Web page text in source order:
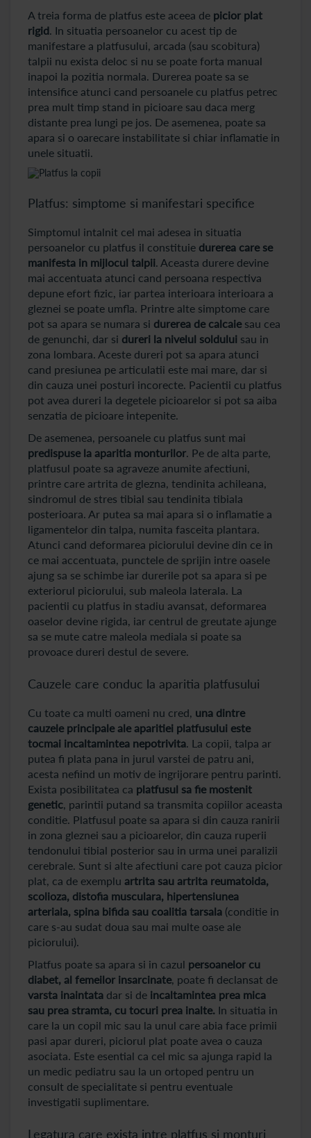
A treia forma de platfus este aceea de picior plat
rigid . In situatia persoanelor cu acest tip de
manifestare a platfusului, arcada (sau scobitura)
talpii nu exista deloc si nu se poate forta manual
inapoi la pozitia normala. Durerea poate sa se
intensifice atunci cand persoanele cu platfus petrec
prea mult timp stand in picioare sau daca merg
distante prea lungi pe jos. De asemenea, poate sa
apara si o oarecare instabilitate si chiar inflamatie in
unele situatii.
Platfus: simptome si manifestari specifice
Simptomul intalnit cel mai adesea in situatia
persoanelor cu platfus il constituie durerea care se
manifesta in mijlocul talpii . Aceasta durere devine
mai accentuata atunci cand persoana respectiva
depune efort fizic, iar partea interioara interioara a
gleznei se poate umfla. Printre alte simptome care
pot sa apara se numara si durerea de calcaiesau cea
de genunchi, dar si dureri la nivelul soldului sau in
zona lombara. Aceste dureri pot sa apara atunci
cand presiunea pe articulatii este mai mare, dar si
din cauza unei posturi incorecte. Pacientii cu platfus
pot avea dureri la degetele picioarelor si pot sa aiba
senzatia de picioare intepenite.
De asemenea, persoanele cu platfus sunt mai
predispuse la aparitia monturilor . Pe de alta parte,
platfusul poate sa agraveze anumite afectiuni,
printre care artrita de glezna, tendinita achileana,
sindromul de stres tibial sau tendinita tibiala
posterioara. Ar putea sa mai apara si o inflamatie a
ligamentelor din talpa, numita fasceita plantara.
Atunci cand deformarea piciorului devine din ce in
ce mai accentuata, punctele de sprijin intre oasele
ajung sa se schimbe iar durerile pot sa apara si pe
exteriorul piciorului, sub maleola laterala. La
pacientii cu platfus in stadiu avansat, deformarea
oaselor devine rigida, iar centrul de greutate ajunge
sa se mute catre maleola mediala si poate sa
provoace dureri destul de severe.
Cauzele care conduc la aparitia platfusului
Cu toate ca multi oameni nu cred, una dintre
cauzele principale ale aparitiei platfusului este
tocmai incaltamintea nepotrivita . La copii, talpa ar
putea fi plata pana in jurul varstei de patru ani,
acesta nefiind un motiv de ingrijorare pentru parinti.
Exista posibilitatea ca platfusul sa fie mostenit
genetic , parintii putand sa transmita copiilor aceasta
conditie. Platfusul poate sa apara si din cauza ranirii
in zona gleznei sau a picioarelor, din cauza ruperii
tendonului tibial posterior sau in urma unei paralizii
cerebrale. Sunt si alte afectiuni care pot cauza picior
plat, ca de exemplu artrita sau artrita reumatoida,
scolioza, distofia musculara, hipertensiunea
arteriala, spina bifida sau coalitia tarsala (conditie in
care s-au sudat doua sau mai multe oase ale
piciorului).
Platfus poate sa apara si in cazul persoanelor cu
diabet, al femeilor insarcinate, poate fi declansat de
varsta inaintata dar si de incaltamintea prea mica
sau prea stramta, cu tocuri prea inalte. In situatia in
care la un copil mic sau la unul care abia face primii
pasi apar dureri, piciorul plat poate avea o cauza
asociata. Este esential ca cel mic sa ajunga rapid la
un medic pediatru sau la un ortoped pentru un
consult de specialitate si pentru eventuale
investigatii suplimentare.
Legatura care exista intre platfus si monturi